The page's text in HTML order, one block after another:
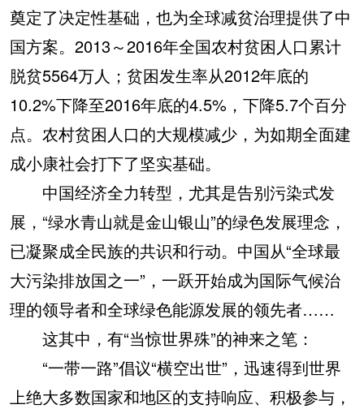
奠定了决定性基础，也为全球减贫治理提供了中
国方案。2013～2016年全国农村贫困人口累计
脱贫5564万人；贫困发生率从2012年底的
10.2%下降至2016年底的4.5%，下降5.7个百分
点。农村贫困人口的大规模减少，为如期全面建
成小康社会打下了坚实基础。
中国经济全力转型，尤其是告别污染式发
展，“绿水青山就是金山银山”的绿色发展理念，
已凝聚成全民族的共识和行动。中国从“全球最
大污染排放国之一”，一跃开始成为国际气候治
理的领导者和全球绿色能源发展的领先者……
这其中，有“当惊世界殊”的神来之笔：
“一带一路”倡议“横空出世”，迅速得到世界
上绝大多数国家和地区的支持响应、积极参与，